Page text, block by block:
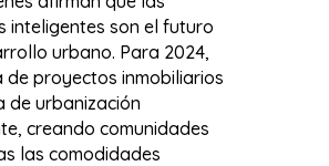
inteligentes son el futuro
urbano. Para 2024,
de proyectos inmobiliarios
de urbanización
creando comunidades
las comodidades